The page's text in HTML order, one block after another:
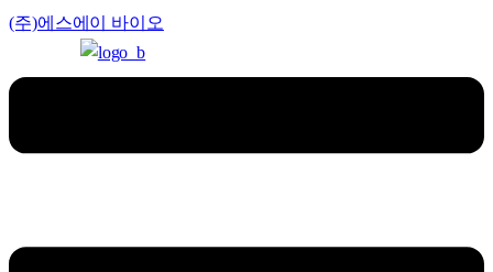
(주)에스에이 바이오
Menu